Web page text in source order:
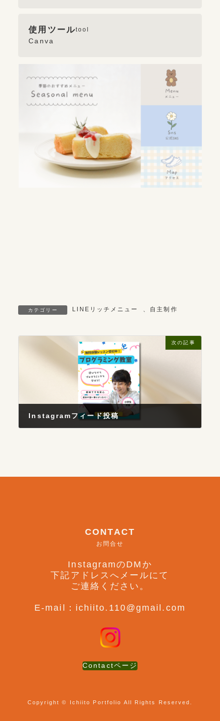
使用ツールtool
Canva
カテゴリー LINEリッチメニュー 自主制作
次の記事
Instagramフィード投稿
CONTACT
お問合せ
InstagramのDMか
下記アドレスへメールにて
ご連絡ください。
E-mail：ichiito.110@gmail.com
Contactページ
Copyright © Ichiito Portfolio All Rights Reserved.